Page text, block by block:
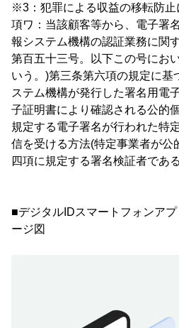
※3：犯罪による収益の移転防
項ワ：当該顧客等から、電子署
報システム機構の認証業務に関
第百五十三号。以下この号にお
いう。)第三条第六項の規定に基
ステム機構が発行した署名用電
子証明書により確認される公的
規定する電子署名が行われた特
信を受ける方法(特定事業者が公
四項に規定する署名検証者であ
■デジタルIDスマートフォンア
ージ図